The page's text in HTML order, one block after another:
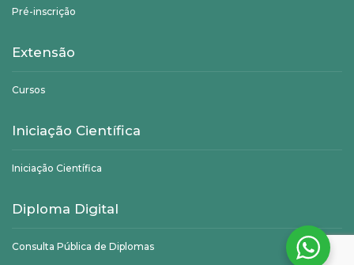
Pré-inscrição
Extensão
Cursos
Iniciação Científica
Iniciação Científica
Diploma Digital
Consulta Pública de Diplomas